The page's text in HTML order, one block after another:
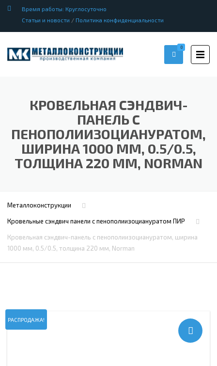
Время работы: Круглосуточно
Статьи и новости / Политика конфиденциальности
0
КРОВЕЛЬНАЯ СЭНДВИЧ-
ПАНЕЛЬ С
ПЕНОПОЛИИЗОЦИАНУРАТОМ,
ШИРИНА 1000 ММ, 0.5/0.5,
ТОЛЩИНА 220 ММ, NORMAN
Металлоконструкции
Кровельные сэндвич панели с пенополиизоциануратом ПИР
Кровельная сэндвич-панель с пенополиизоциануратом, ширина
1000 мм, 0.5/0.5, толщина 220 мм, Norman
РАСПРОДАЖА!